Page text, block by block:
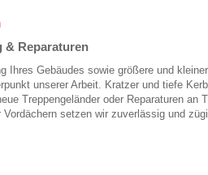
& Reparaturen
Ihres Gebäudes sowie größere und
unserer Arbeit. Kratzer und tiefe
Treppengeländer oder Reparaturen an
Vordächern setzen wir zuverlässig und